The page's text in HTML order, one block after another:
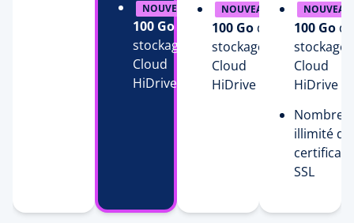
NOUVEAU
100 Go
stockage
Cloud
HiDrive
NOUVEAU
100 Gode
stockage
Cloud
HiDrive
NOUVEAU
100 Gode
stockage
Cloud
HiDrive
Nombre
illimité de
certificats
SSL